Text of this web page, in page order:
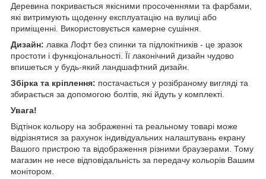
Деревина покривається якісними просоченнями та фарбами,
які витримують щоденну експлуатацію на вулиці або
приміщенні. Використовується камерне сушіння.
Дизайн: лавка Лофт без спинки та підлокітників - це зразок
простоти і функціональності. Її лаконічний дизайн чудово
впишеться у будь-який ландшафтний дизайн.
Збірка та кріплення: постачається у розібраному вигляді та
збирається за допомогою болтів, які йдуть у комплекті.
Увага!
Відтінок кольору на зображенні та реальному товарі може
відрізнятися за рахунок індивідуальних налаштувань екрану
Вашого пристрою та відображення різними браузерами. Тому
магазин не несе відповідальність за передачу кольорів Вашим
монітором.